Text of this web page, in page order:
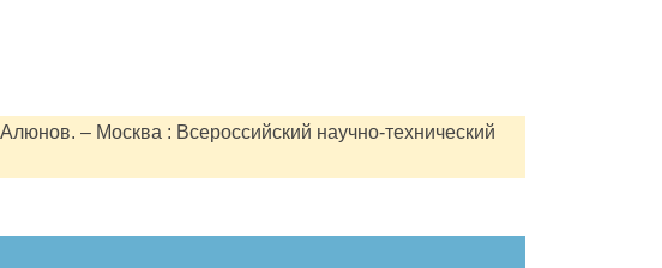
– Москва : Всероссийский научно-технический